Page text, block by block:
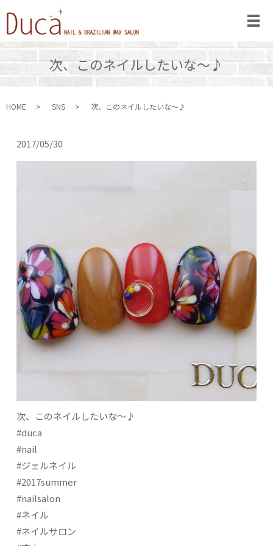
メ
次、このネイルしたいな～♪
HOME SNS 次、このネイルしたいな～♪
2017/05/30
次、このネイルしたいな～♪
#duca
#nail
#ジェルネイル
#2017summer
#nailsalon
#ネイル
#ネイルサロン